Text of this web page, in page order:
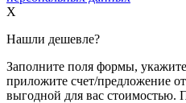
X
Нашли дешевле?
Заполните поля формы,
приложите счет/предложение
выгодной для вас стоимостью.